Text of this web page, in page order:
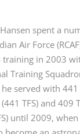
spent a
Air Force
training in 2003
Training
he served with 441
TFS) and 409
until 2009,